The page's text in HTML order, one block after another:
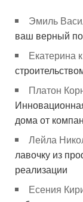
Эмиль
ваш верный
Екатерина
Платон
дома от
Лейла
лавочку из
реализации
Есения